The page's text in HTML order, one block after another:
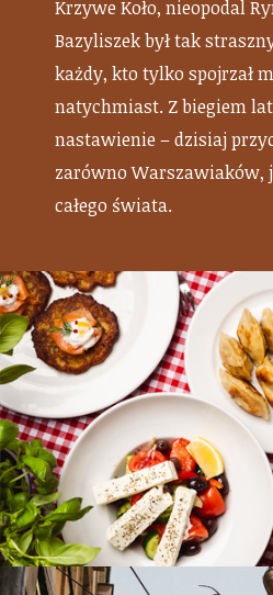
Krzywe Koło, nieopodal
Bazyliszek był tak
każdy, kto tylko spojrzał
natychmiast. Z biegiem
nastawienie – dzisiaj
zarówno Warszawiaków,
całego świata.